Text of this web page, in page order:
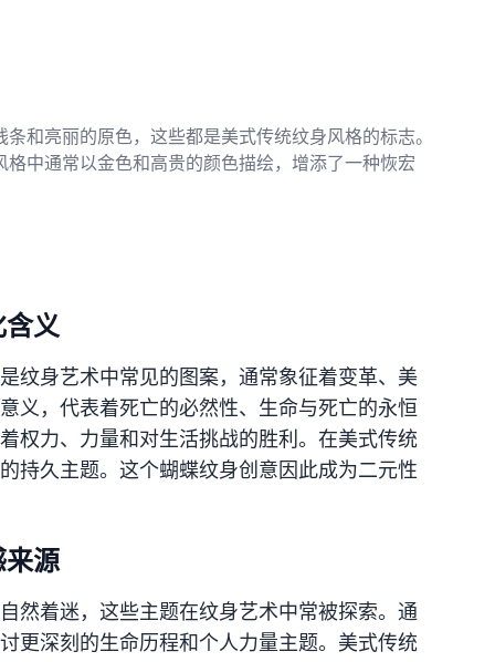
和亮丽的原色，这些都是美式传统纹身风格的标志。
中通常以金色和高贵的颜色描绘，增添了一种恢宏
含义
纹身艺术中常见的图案，通常象征着变革、美
义，代表着死亡的必然性、生命与死亡的永恒
权力、力量和对生活挑战的胜利。在美式传统
持久主题。这个蝴蝶纹身创意因此成为二元性
来源
然着迷，这些主题在纹身艺术中常被探索。通
更深刻的生命历程和个人力量主题。美式传统